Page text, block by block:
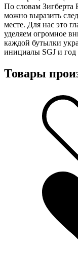
По словам
можно выразить
месте. Для нас это
уделяем огромное
каждой бутылки
инициалы SGJ и год
Товары